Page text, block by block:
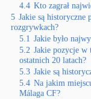
4.4 Kto zagrał
5 Jakie są historyczne
rozgrywkach?
5.1 Jakie było
5.2 Jakie pozycje w
ostatnich 20 latach?
5.3 Jakie są
5.4 Na jakim
Málaga CF?